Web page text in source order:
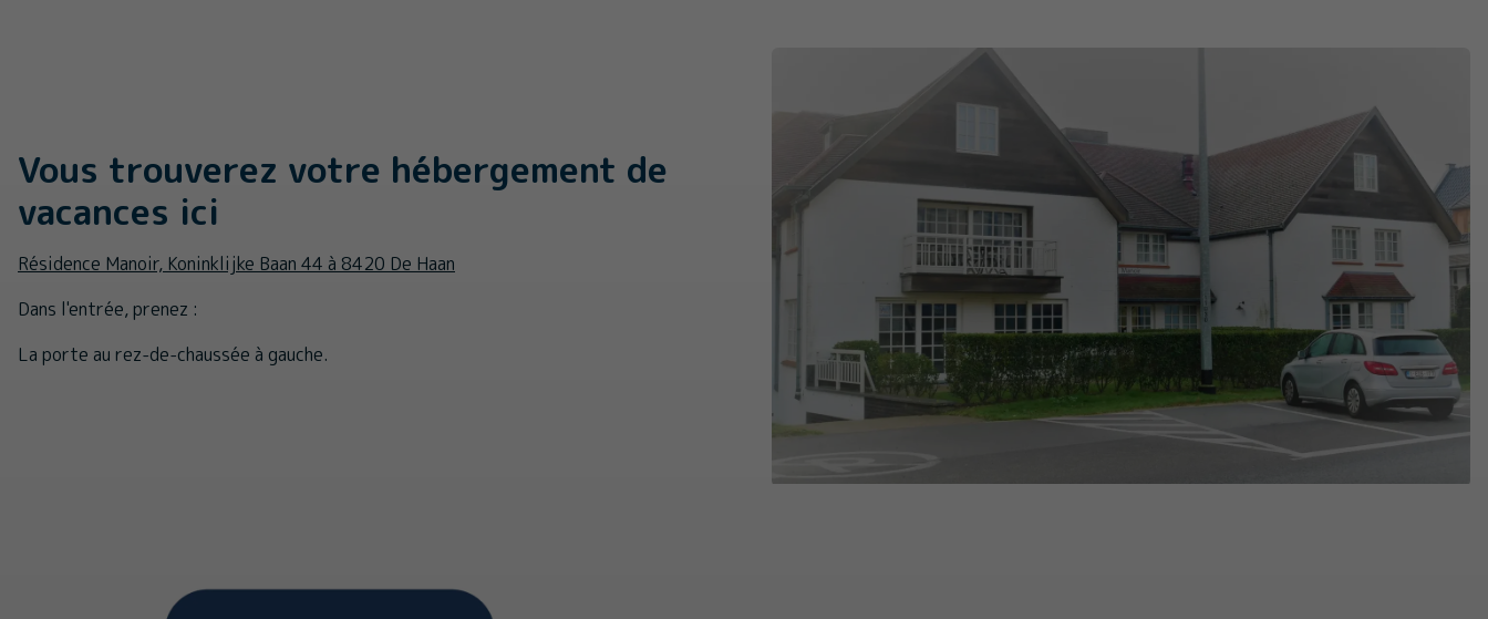
Vous trouverez votre hébergement de
vacances ici
Résidence Manoir, Koninklijke Baan 44 à 8420 De Haan
Dans l'entrée, prenez :
La porte au rez-de-chaussée à gauche.